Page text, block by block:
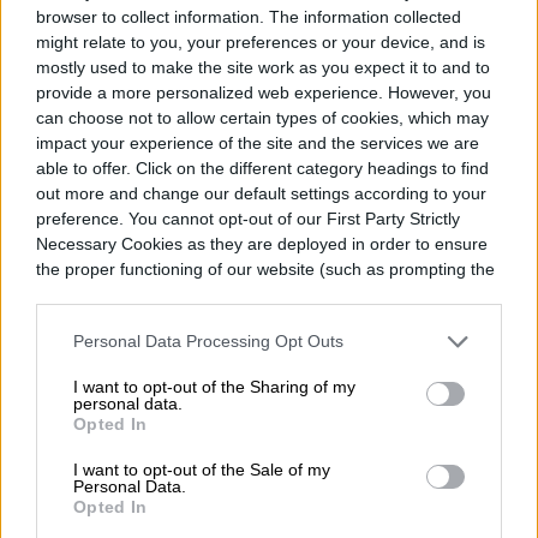
browser to collect information. The information collected
might relate to you, your preferences or your device, and is
mostly used to make the site work as you expect it to and to
provide a more personalized web experience. However, you
can choose not to allow certain types of cookies, which may
impact your experience of the site and the services we are
able to offer. Click on the different category headings to find
out more and change our default settings according to your
preference. You cannot opt-out of our First Party Strictly
Necessary Cookies as they are deployed in order to ensure
the proper functioning of our website (such as prompting the
Personal Data Processing Opt Outs
I want to opt-out of the Sharing of my
personal data.
Opted In
I want to opt-out of the Sale of my
Personal Data.
Opted In
La aeronave cuenta con un total de seis
baños de lujo que garantizan que nadie